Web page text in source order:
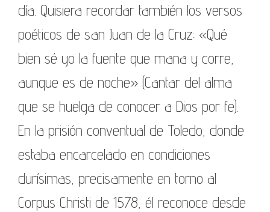
día. Quisiera recordar también los versos
poéticos de san Juan de la Cruz: «Qué
bien sé yo la fuente que mana y corre,
aunque es de noche» (Cantar del alma
que se huelga de conocer a Dios por fe).
En la prisión conventual de Toledo, donde
estaba encarcelado en condiciones
durísimas, precisamente en torno al
Corpus Christi de 1578, él reconoce desde